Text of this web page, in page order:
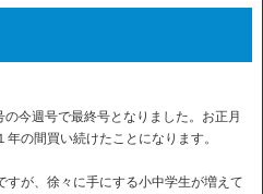
今週号で最終号となりました。お正月
の間買い続けたことになります。
が、徐々に手にする小中学生が増えて